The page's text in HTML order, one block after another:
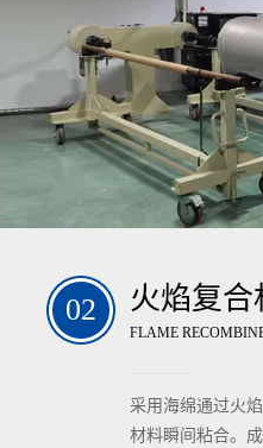
火焰复合
FLAME
采用海绵通过火
材料瞬间粘合。